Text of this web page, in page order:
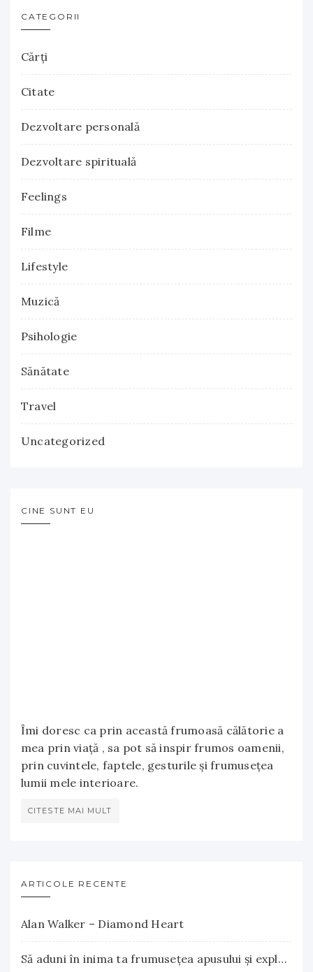
CATEGORII
Cărţi
Citate
Dezvoltare personală
Dezvoltare spirituală
Feelings
Filme
Lifestyle
Muzică
Psihologie
Sănătate
Travel
Uncategorized
CINE SUNT EU
Îmi doresc ca prin această frumoasă călătorie a
mea prin viață , sa pot să inspir frumos oamenii,
prin cuvintele, faptele, gesturile și frumusețea
lumii mele interioare.
CITESTE MAI MULT
ARTICOLE RECENTE
Alan Walker – Diamond Heart
Să aduni în inima ta frumuseţea apusului şi explozia nesfârşită a răsăritului